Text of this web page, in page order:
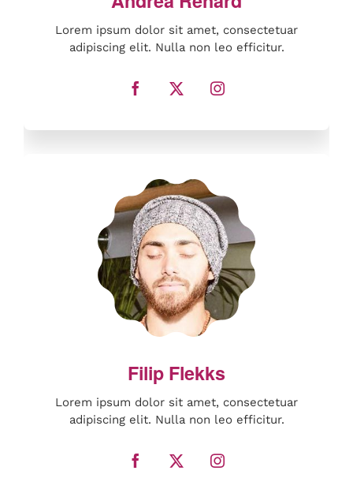
Lorem ipsum dolor sit amet, consectetuar
adipiscing elit. Nulla non leo efficitur.
Lorem ipsum dolor sit amet, consectetuar
adipiscing elit. Nulla non leo efficitur.